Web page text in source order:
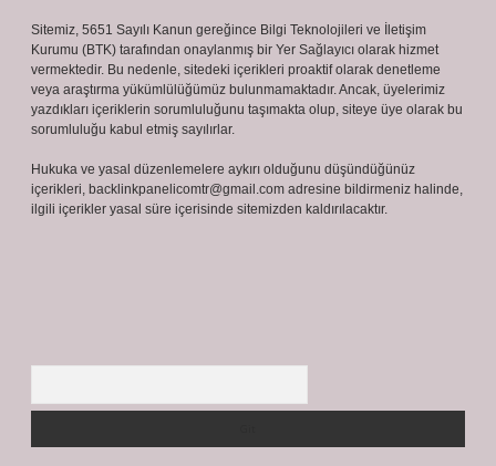
Sitemiz, 5651 Sayılı Kanun gereğince Bilgi Teknolojileri ve İletişim
Kurumu (BTK) tarafından onaylanmış bir Yer Sağlayıcı olarak hizmet
vermektedir. Bu nedenle, sitedeki içerikleri proaktif olarak denetleme
veya araştırma yükümlülüğümüz bulunmamaktadır. Ancak, üyelerimiz
yazdıkları içeriklerin sorumluluğunu taşımakta olup, siteye üye olarak bu
sorumluluğu kabul etmiş sayılırlar.
Hukuka ve yasal düzenlemelere aykırı olduğunu düşündüğünüz
içerikleri, backlinkpanelicomtr@gmail.com adresine bildirmeniz halinde,
ilgili içerikler yasal süre içerisinde sitemizden kaldırılacaktır.